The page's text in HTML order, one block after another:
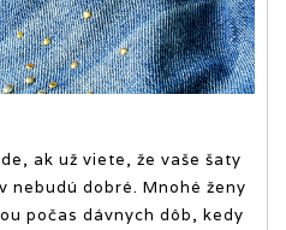
ak už viete, že vaše šaty
nebudú dobré. Mnohé ženy
počas dávnych dôb, kedy